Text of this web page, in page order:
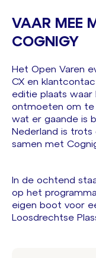
VAAR MEE
COGNIGY
Het Open Varen
CX en
editie plaats waar
ontmoeten om te
wat er gaande is
Nederland is
samen met
In de ochtend
op het
eigen boot voor
Loosdrechtse